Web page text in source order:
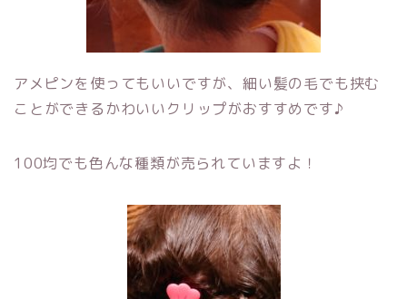
アメピンを使ってもいいですが、細い髪の毛でも挟む
ことができるかわいいクリップがおすすめです♪
100均でも色んな種類が売られていますよ！